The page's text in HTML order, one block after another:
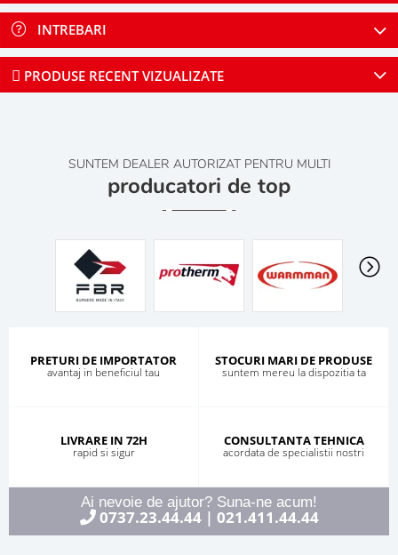
INTREBARI
PRODUSE RECENT VIZUALIZATE
SUNTEM DEALER AUTORIZAT PENTRU MULTI
producatori de top
PRETURI DE IMPORTATOR
avantaj in beneficiul tau
STOCURI MARI DE PRODUSE
suntem mereu la dispozitia ta
LIVRARE IN 72H
rapid si sigur
CONSULTANTA TEHNICA
acordata de specialistii nostri
Ai nevoie de ajutor? Suna-ne acum!
0737.23.44.44| 021.411.44.44